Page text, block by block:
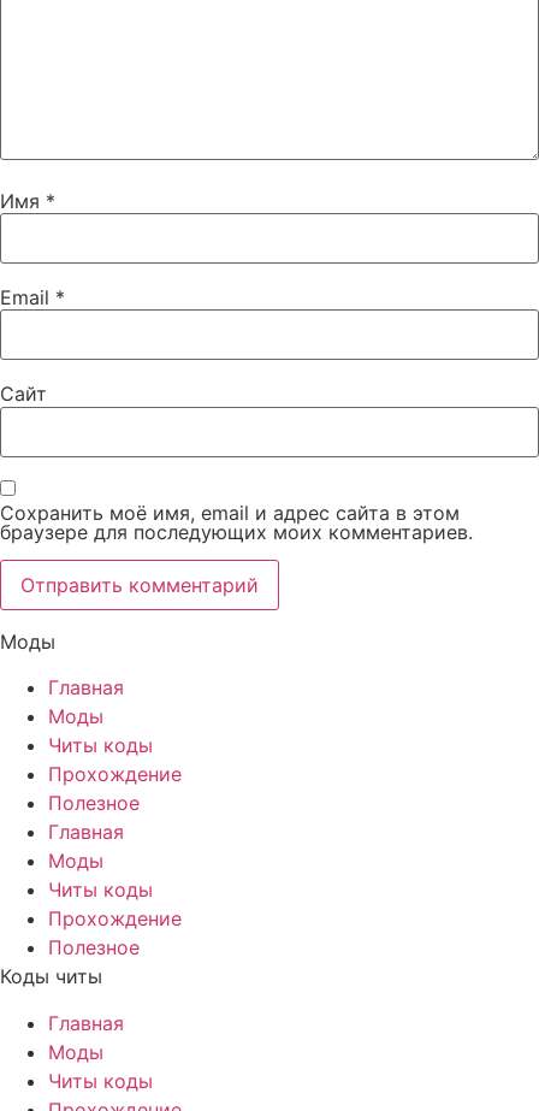
Имя *
Email *
Сайт
Сохранить моё имя, email и адрес сайта в этом
браузере для последующих моих комментариев.
Моды
Главная
Моды
Читы коды
Прохождение
Полезное
Главная
Моды
Читы коды
Прохождение
Полезное
Коды читы
Главная
Моды
Читы коды